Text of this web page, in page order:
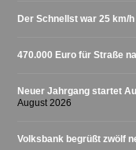
Der Schnellst war 25 km/
470.000 Euro für Straße
Neuer Jahrgang startet
August 2026
Volksbank begrüßt zwölf